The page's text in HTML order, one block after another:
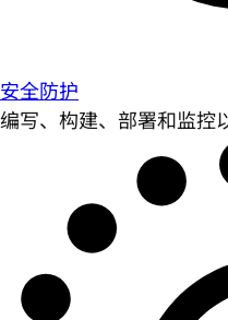
安全防护
编写、构建、部署和监控